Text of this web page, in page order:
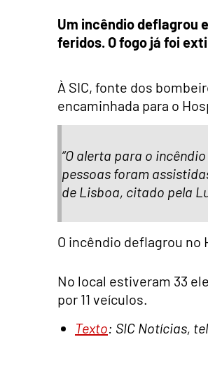
Um incêndio deflagrou
feridos. O fogo já foi
À SIC, fonte dos
encaminhada para o
“O alerta para o
pessoas foram
de Lisboa, citado pela
O incêndio deflagrou no
No local estiveram 33
por 11 veículos.
Texto: SIC Notícias,